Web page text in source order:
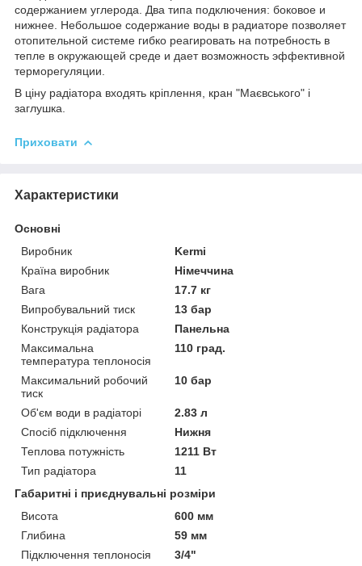
содержанием углерода. Два типа подключения: боковое и
нижнее. Небольшое содержание воды в радиаторе позволяет
отопительной системе гибко реагировать на потребность в
тепле в окружающей среде и дает возможность эффективной
терморегуляции.
В ціну радіатора входять кріплення, кран "Маєвського" і
заглушка.
Приховати
Характеристики
Основні
Виробник
Kermi
Країна виробник
Німеччина
Вага
17.7 кг
Випробувальний тиск
13 бар
Конструкція радіатора
Панельна
Максимальна
температура теплоносія
110 град.
Максимальний робочий
тиск
10 бар
Об'єм води в радіаторі
2.83 л
Спосіб підключення
Нижня
Теплова потужність
1211 Вт
Тип радіатора
11
Габаритні і приєднувальні розміри
Висота
600 мм
Глибина
59 мм
Підключення теплоносія
3/4"